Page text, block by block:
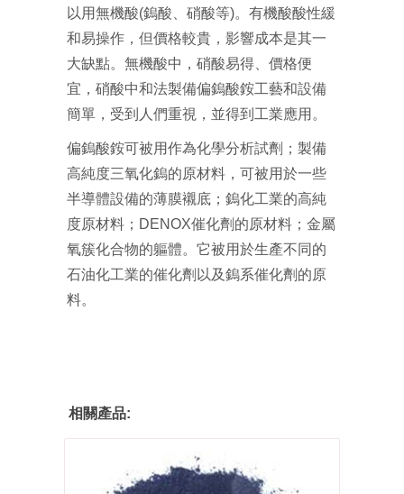
以用無機酸(鎢酸、硝酸等)。有機酸酸性緩
和易操作，但價格較貴，影響成本是其一
大缺點。無機酸中，硝酸易得、價格便
宜，硝酸中和法製備偏鎢酸銨工藝和設備
簡單，受到人們重視，並得到工業應用。
偏鎢酸銨可被用作為化學分析試劑；製備
高純度三氧化鎢的原材料，可被用於一些
半導體設備的薄膜襯底；鎢化工業的高純
度原材料；DENOX催化劑的原材料；金屬
氧簇化合物的軀體。它被用於生產不同的
石油化工業的催化劑以及鎢系催化劑的原
料。
相關產品: